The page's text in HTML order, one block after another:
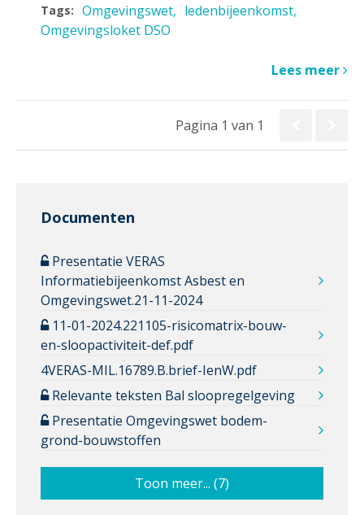
Tags: Omgevingswet
ledenbijeenkomst
Omgevingsloket DSO
Lees meer
Pagina 1 van 1
Documenten
Presentatie VERAS
Informatiebijeenkomst Asbest en
Omgevingswet.21-11-2024
11-01-2024.221105-risicomatrix-bouw-
en-sloopactiviteit-def.pdf
4VERAS-MIL.16789.B.brief-IenW.pdf
Relevante teksten Bal sloopregelgeving
Presentatie Omgevingswet bodem-
grond-bouwstoffen
Toon meer... (7)